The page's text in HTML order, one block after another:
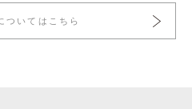
ついてはこちら